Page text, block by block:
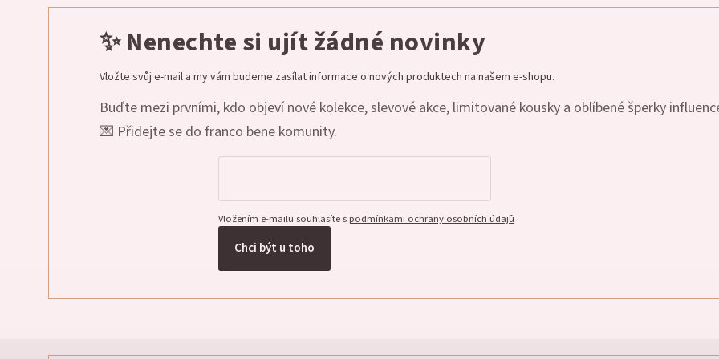
✨ Nenechte si ujít žádné novinky
Vložte svůj e-mail a my vám budeme zasílat informace o nových produktech na našem e-shopu.
Buďte mezi prvními, kdo objeví nové kolekce, slevové akce, limitované kousky a oblíbené šperky
💌 Přidejte se do franco bene komunity.
Vložením e-mailu souhlasíte s podmínkami ochrany osobních údajů
Chci být u toho